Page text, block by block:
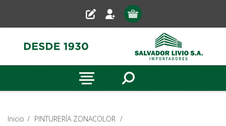
Inicio / PINTURERÍA ZONACOLOR /